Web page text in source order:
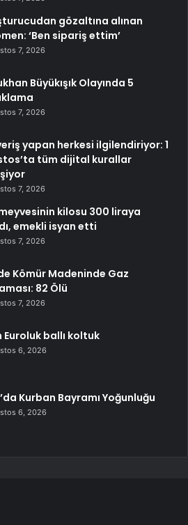
gözaltına alınan
‘Ben sipariş ettim’
7, 2026
Büyükışık Olayında 5
7, 2026
yapan herkesi ilgilendiriyor: 1
tüm dijital kurallar
7, 2026
kilosu 300 liraya
emekli isyan etti
7, 2026
Kömür Madeninde Gaz
82 Ölü
7, 2026
Euroluk ballı koltuk
6, 2026
Kurban Bayramı Yoğunluğu
6, 2026